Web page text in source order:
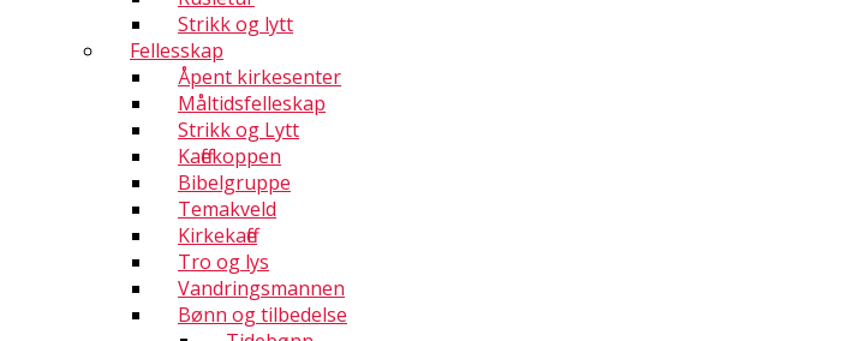
Strikk og lytt
Fellesskap
Åpent kirkesenter
Måltidsfelleskap
Strikk og Lytt
Kaffekoppen
Bibelgruppe
Temakveld
Kirkekaffe
Tro og lys
Vandringsmannen
Bønn og tilbedelse